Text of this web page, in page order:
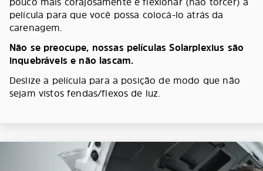
película para que você possa colocá-lo atrás da
carenagem.
Não se preocupe, nossas películas Solarplexius são
inquebráveis e não lascam.
Deslize a película para a posição de modo que não
sejam vistos fendas/flexos de luz.